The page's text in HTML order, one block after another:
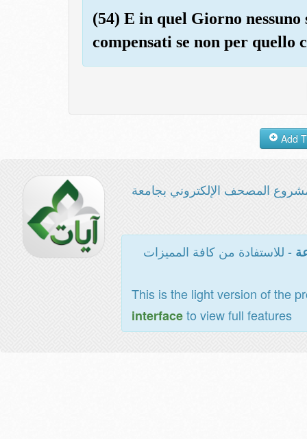
(54) E in quel Giorno
compensati se non per quello
المصحف الإلكتروني بجامعة
- للاستفادة من كافة المميزات
This is the light version of the
interfaceto view full features